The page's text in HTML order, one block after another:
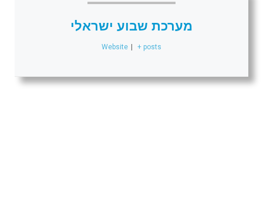
מערכת שבוע ישראלי
Website + posts